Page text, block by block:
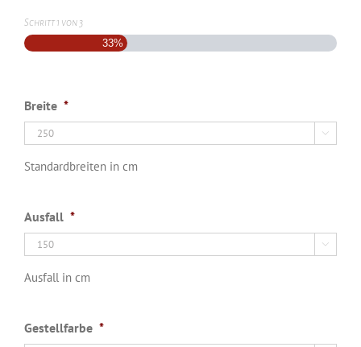
Schritt 1 von 3
33%
Breite *

Standardbreiten in cm
Ausfall *

Ausfall in cm
Gestellfarbe *